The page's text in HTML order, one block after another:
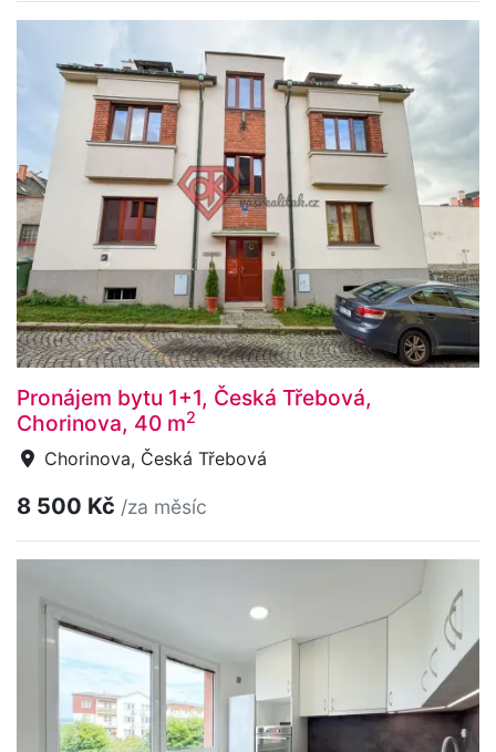
Pronájem bytu 1+1, Česká Třebová,
Chorinova, 40 m2
Chorinova, Česká Třebová
8 500 Kč /za měsíc